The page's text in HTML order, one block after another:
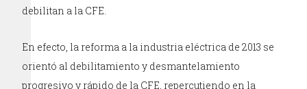
debilitan a la CFE.
En efecto, la reforma a la industria eléctrica de 2013 se
orientó al debilitamiento y desmantelamiento
progresivo y rápido de la CFE, repercutiendo en la